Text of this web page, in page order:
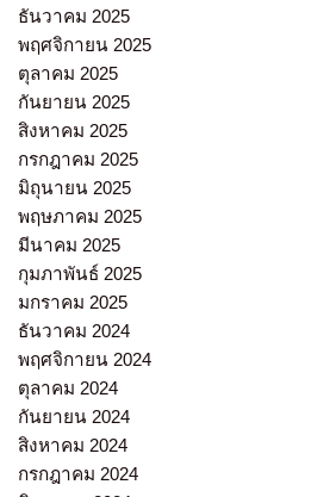
ธันวาคม 2025
พฤศจิกายน 2025
ตุลาคม 2025
กันยายน 2025
สิงหาคม 2025
กรกฎาคม 2025
มิถุนายน 2025
พฤษภาคม 2025
มีนาคม 2025
กุมภาพันธ์ 2025
มกราคม 2025
ธันวาคม 2024
พฤศจิกายน 2024
ตุลาคม 2024
กันยายน 2024
สิงหาคม 2024
กรกฎาคม 2024